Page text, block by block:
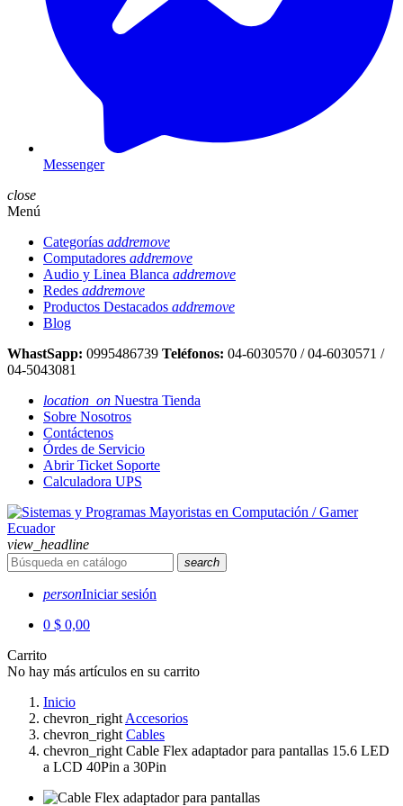
Messenger
close
Menú
Categorías addremove
Computadores addremove
Audio y Linea Blanca addremove
Redes addremove
Productos Destacados addremove
Blog
WhastSapp: 0995486739 Teléfonos: 04-6030570 / 04-6030571 /
04-5043081
location_on Nuestra Tienda
Sobre Nosotros
Contáctenos
Órdes de Servicio
Abrir Ticket Soporte
Calculadora UPS
view_headline
search
personIniciar sesión
0 $ 0,00
Carrito
No hay más artículos en su carrito
Inicio
chevron_right Accesorios
chevron_right Cables
chevron_right Cable Flex adaptador para pantallas 15.6 LED
a LCD 40Pin a 30Pin